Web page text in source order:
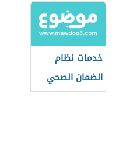
خدمات نظام
الضمان الصحي
التعاوني